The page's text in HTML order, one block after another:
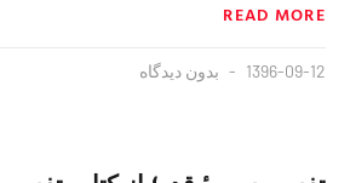
READ MORE
1396-09-12 بدون دیدگاه